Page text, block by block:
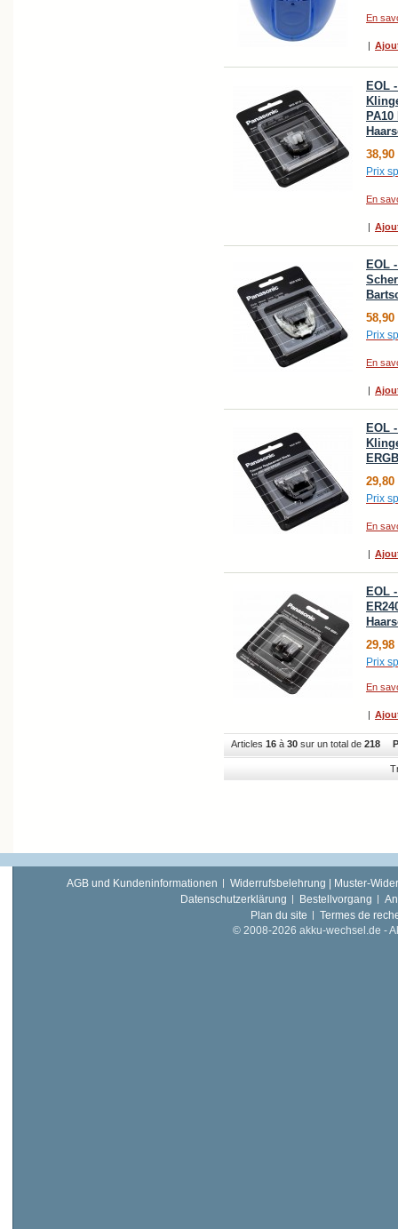
En
|
EOL
38,90
Prix
En
|
EOL
58,90
Prix
En
|
EOL
29,80
Prix
En
|
EOL
29,98
Prix
En
|
Articles 16 à 30 sur un total de 218
AGB und Kundeninformationen
Widerrufsbelehrung | Muster-
Datenschutzerklärung
Bestellvorgang
Plan du site
Termes de
© 2008-2026 akku-wechsel.de -